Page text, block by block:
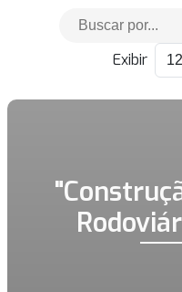
Exibir